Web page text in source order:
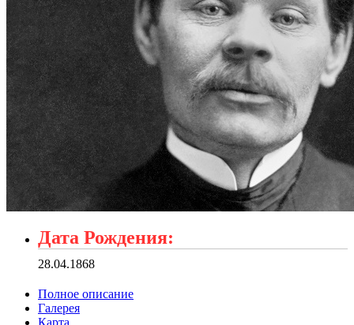
Дата Рождения:
28.04.1868
Полное описание
Галерея
Карта